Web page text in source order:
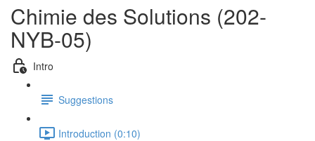
Chimie des Solutions (202-
NYB-05)
Intro
Suggestions
Introduction (0:10)